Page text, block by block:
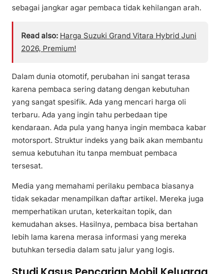
sebagai jangkar agar pembaca tidak kehilangan arah.
Read also: Harga Suzuki Grand Vitara Hybrid Juni
2026, Premium!
Dalam dunia otomotif, perubahan ini sangat terasa
karena pembaca sering datang dengan kebutuhan
yang sangat spesifik. Ada yang mencari harga oli
terbaru. Ada yang ingin tahu perbedaan tipe
kendaraan. Ada pula yang hanya ingin membaca kabar
motorsport. Struktur indeks yang baik akan membantu
semua kebutuhan itu tanpa membuat pembaca
tersesat.
Media yang memahami perilaku pembaca biasanya
tidak sekadar menampilkan daftar artikel. Mereka juga
memperhatikan urutan, keterkaitan topik, dan
kemudahan akses. Hasilnya, pembaca bisa bertahan
lebih lama karena merasa informasi yang mereka
butuhkan tersedia dalam satu jalur yang logis.